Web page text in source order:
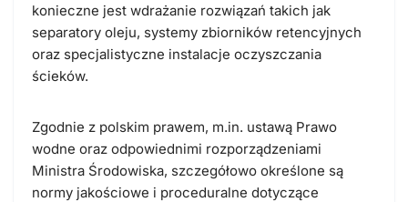
konieczne jest wdrażanie rozwiązań takich jak
separatory oleju, systemy zbiorników retencyjnych
oraz specjalistyczne instalacje oczyszczania
ścieków.
Zgodnie z polskim prawem, m.in. ustawą Prawo
wodne oraz odpowiednimi rozporządzeniami
Ministra Środowiska, szczegółowo określone są
normy jakościowe i proceduralne dotyczące